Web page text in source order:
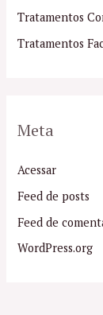
Tratamentos
Tratamentos
Meta
Acessar
Feed de posts
Feed de
WordPress.org